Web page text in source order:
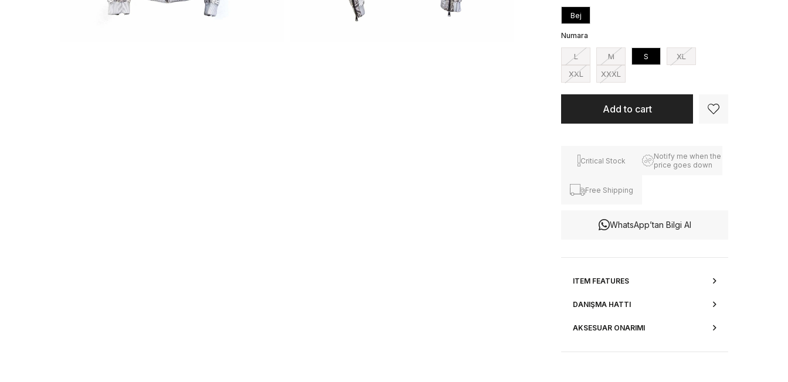
Bej
Numara
L M S
XL
XXL
XXXL
Critical Stock
Notify me when the
price goes down
Free Shipping
WhatsApp’tan Bilgi Al
ITEM FEATURES
DANIŞMA HATTI
AKSESUAR ONARIMI